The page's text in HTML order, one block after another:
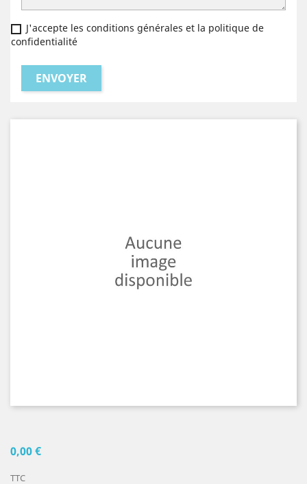
J'accepte les conditions générales et la politique de
confidentialité
0,00 €
TTC